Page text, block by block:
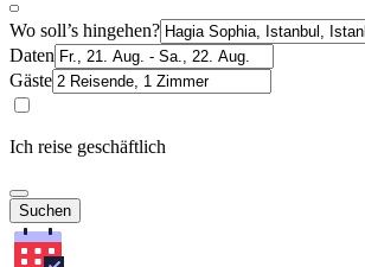
Wo soll’s hingehen?
Daten
Gäste
Ich reise geschäftlich
Suchen